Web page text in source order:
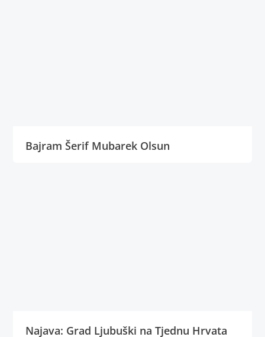
Bajram Šerif Mubarek Olsun
Najava: Grad Ljubuški na Tjednu Hrvata